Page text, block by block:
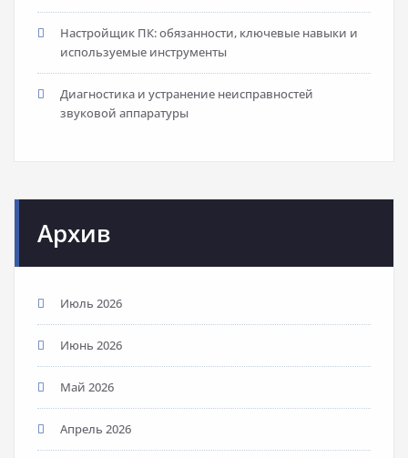
Настройщик ПК: обязанности, ключевые навыки и
используемые инструменты
Диагностика и устранение неисправностей
звуковой аппаратуры
Архив
Июль 2026
Июнь 2026
Май 2026
Апрель 2026